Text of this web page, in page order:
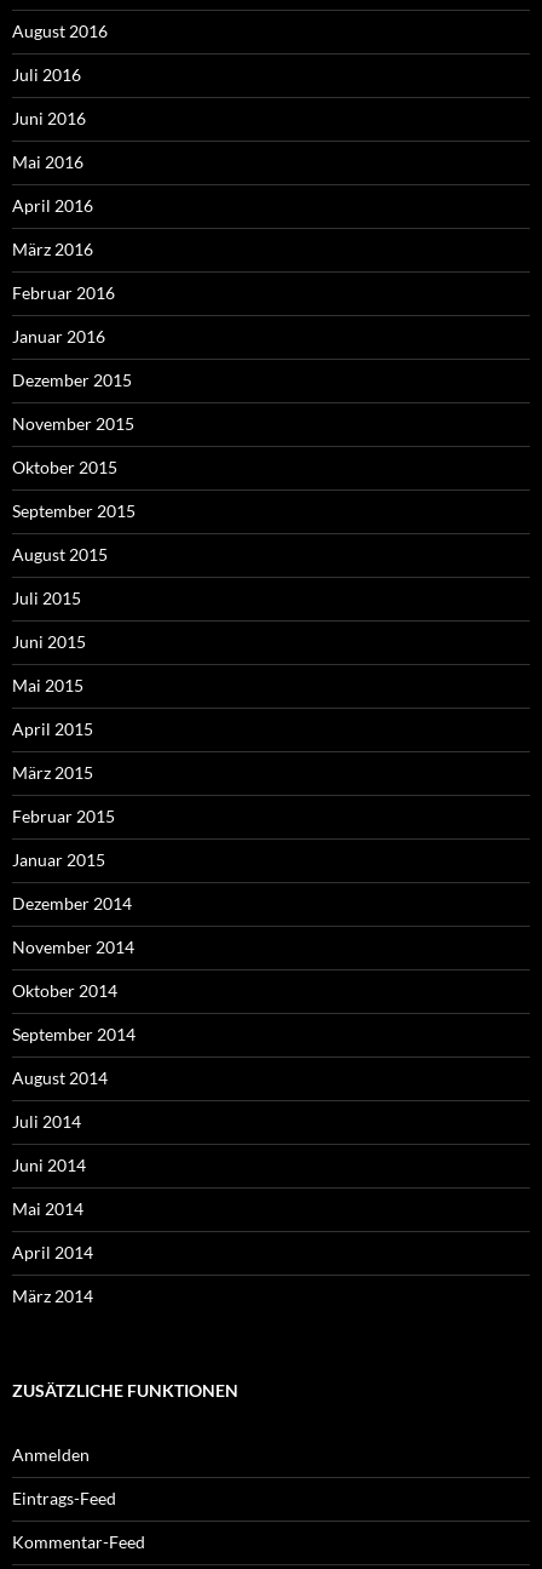
August 2016
Juli 2016
Juni 2016
Mai 2016
April 2016
März 2016
Februar 2016
Januar 2016
Dezember 2015
November 2015
Oktober 2015
September 2015
August 2015
Juli 2015
Juni 2015
Mai 2015
April 2015
März 2015
Februar 2015
Januar 2015
Dezember 2014
November 2014
Oktober 2014
September 2014
August 2014
Juli 2014
Juni 2014
Mai 2014
April 2014
März 2014
ZUSÄTZLICHE FUNKTIONEN
Anmelden
Eintrags-Feed
Kommentar-Feed